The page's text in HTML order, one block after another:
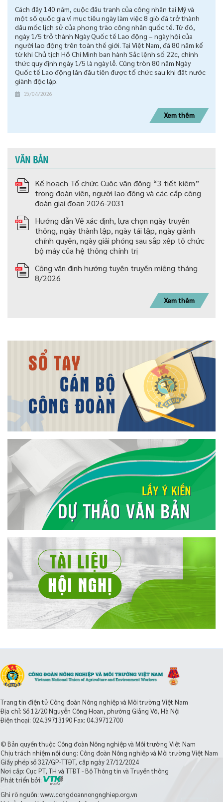
Cách đây 140 năm, cuộc đấu tranh của công nhân tại Mỹ và
một số quốc gia vì mục tiêu ngày làm việc 8 giờ đã trở thành
dấu mốc lịch sử của phong trào công nhân quốc tế. Từ đó,
ngày 1/5 trở thành Ngày Quốc tế Lao động – ngày hội của
người lao động trên toàn thế giới. Tại Việt Nam, đã 80 năm kể
từ khi Chủ tịch Hồ Chí Minh ban hành Sắc lệnh số 22c, chính
thức quy định ngày 1/5 là ngày lễ. Cũng tròn 80 năm Ngày
Quốc tế Lao động lần đầu tiên được tổ chức sau khi đất nước
giành độc lập.
15/04/2026
Xem thêm
VĂN BẢN
Kế hoạch Tổ chức Cuộc vận động “3 tiết kiệm”
trong đoàn viên, người lao động và các cấp công
đoàn giai đoạn 2026-2031
Hướng dẫn Về xác định, lựa chọn ngày truyền
thống, ngày thành lập, ngày tái lập, ngày giành
chính quyền, ngày giải phóng sau sắp xếp tố chức
bộ máy của hệ thống chính trị
Công văn định hướng tuyên truyền miệng tháng
8/2026
Xem thêm
Trang tin điện tử Công đoàn Nông nghiệp và Môi trường Việt Nam
Địa chỉ: Số 12/20 Nguyễn Công Hoan, phường Giảng Võ, Hà Nội
Điện thoại: 024.39713190Fax: 04.39712700
© Bản quyền thuộc Công đoàn Nông nghiệp và Môi trường Việt Nam
Chịu trách nhiệm nội dung: Công đoàn Nông nghiệp và Môi trường Việt Nam
Giấy phép số 327/GP-TTĐT, cấp ngày 27/12/2024
Nơi cấp: Cục PT, TH và TTĐT - Bộ Thông tin và Truyền thông
Phát triển bởi:
Ghi rõ nguồn: www.congdoannongnghiep.org.vn